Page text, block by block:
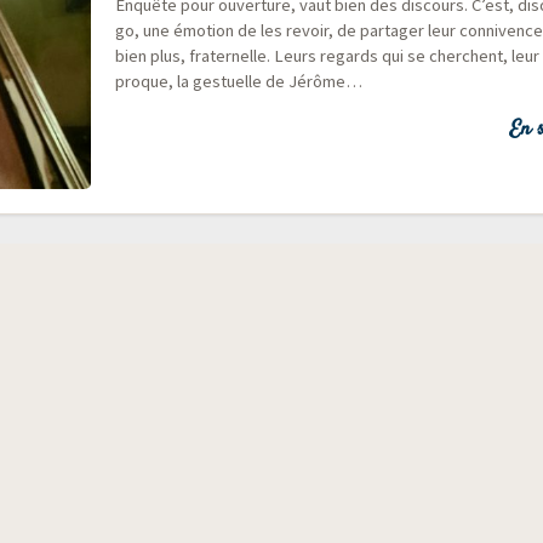
Enquête pour ouver­ture, vaut bien des dis­cours. C’est,
go, une émo­tion de les revoir, de par­ta­ger leur
bien plus, fra­ter­nelle. Leurs regards qui se cherchent,
proque, la ges­tuelle de Jérôme…
En